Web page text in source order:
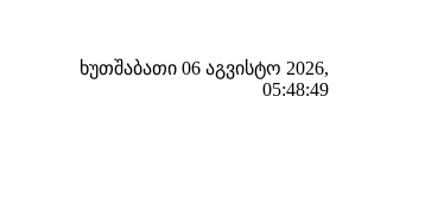
ხუთშაბათი 06 აგვისტო 2026,
05:48:50